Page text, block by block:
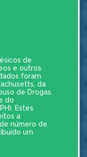
de
e outros
foram
da
de Drogas
do
Estes
a
número de
um